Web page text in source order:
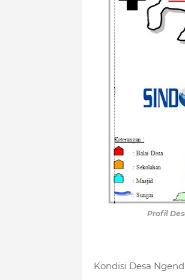
Profil
Kondisi Desa